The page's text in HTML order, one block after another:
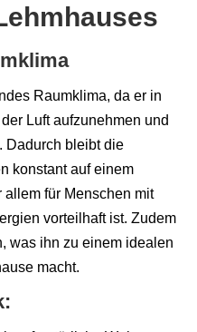
Raumklima, da er in
Luft aufzunehmen und
Dadurch bleibt die
konstant auf einem
für Menschen mit
vorteilhaft ist. Zudem
was ihn zu einem idealen
macht.